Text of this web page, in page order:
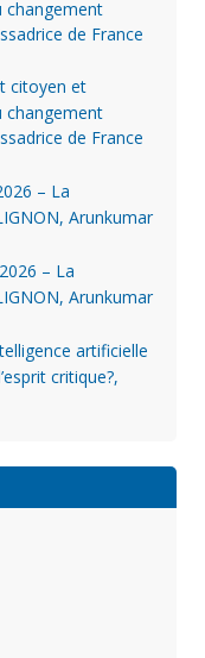
changement
de France
citoyen et
changement
de France
– La
Arunkumar
– La
Arunkumar
artificielle
critique?,